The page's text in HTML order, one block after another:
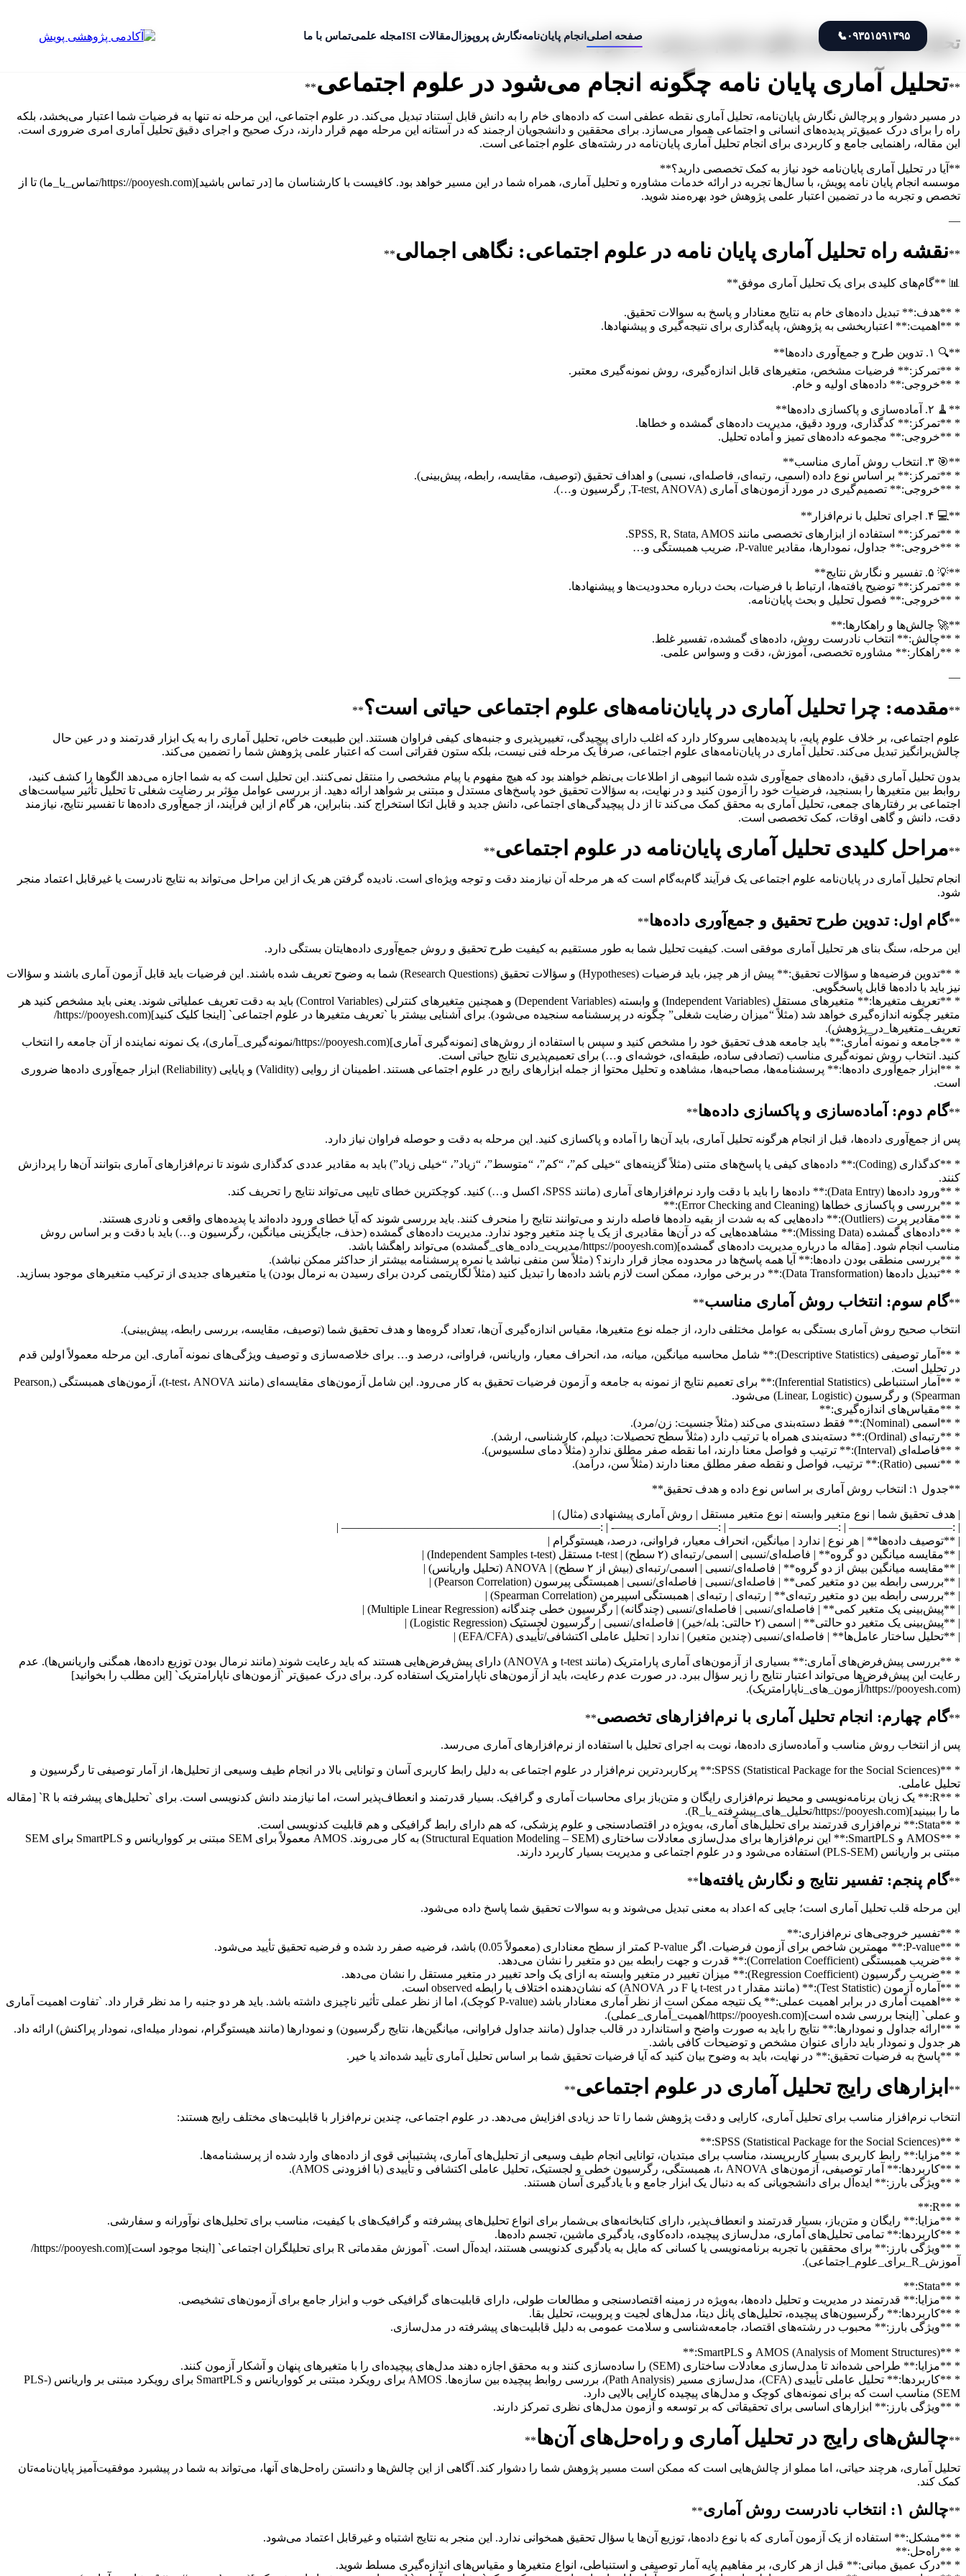
۰۹۳۵۱۵۹۱۳۹۵📞 صفحه اصلی انجام پایان‌نامهنگارش پروپوزالمقالات ISI مجله علمیتماس با ما تحلیل آماری پایان نامه چگونه انجام می‌شود در علوم اجتماعی
**تحلیل آماری پایان نامه چگونه انجام می‌شود در علوم اجتماعی**
در مسیر دشوار و پرچالش نگارش پایان‌نامه، تحلیل آماری نقطه عطفی است که داده‌های خام را به دانش قابل استناد تبدیل می‌کند. در علوم اجتماعی، این مرحله نه تنها به فرضیات شما اعتبار می‌بخشد، بلکه
راه را برای درک عمیق‌تر پدیده‌های انسانی و اجتماعی هموار می‌سازد. برای محققین و دانشجویان ارجمند که در آستانه این مرحله مهم قرار دارند، درک صحیح و اجرای دقیق تحلیل آماری امری ضروری است.
این مقاله، راهنمایی جامع و کاربردی برای انجام تحلیل آماری پایان‌نامه در رشته‌های علوم اجتماعی است.
**آیا در تحلیل آماری پایان‌نامه خود نیاز به کمک تخصصی دارید؟**
موسسه انجام پایان نامه پویش، با سال‌ها تجربه در ارائه خدمات مشاوره و تحلیل آماری، همراه شما در این مسیر خواهد بود. کافیست با کارشناسان ما [در تماس باشید](https://pooyesh.com/تماس_با_ما) تا از
تخصص و تجربه ما در تضمین اعتبار علمی پژوهش خود بهره‌مند شوید.
—
**نقشه راه تحلیل آماری پایان نامه در علوم اجتماعی: نگاهی اجمالی**
📊 **گام‌های کلیدی برای یک تحلیل آماری موفق**
* **هدف:** تبدیل داده‌های خام به نتایج معنادار و پاسخ به سوالات تحقیق.
* **اهمیت:** اعتباربخشی به پژوهش، پایه‌گذاری برای نتیجه‌گیری و پیشنهادها.
**🔍 ۱. تدوین طرح و جمع‌آوری داده‌ها**
* **تمرکز:** فرضیات مشخص، متغیرهای قابل اندازه‌گیری، روش نمونه‌گیری معتبر.
* **خروجی:** داده‌های اولیه و خام.
**🧹 ۲. آماده‌سازی و پاکسازی داده‌ها**
* **تمرکز:** کدگذاری، ورود دقیق، مدیریت داده‌های گمشده و خطاها.
* **خروجی:** مجموعه داده‌های تمیز و آماده تحلیل.
**🎯 ۳. انتخاب روش آماری مناسب**
* **تمرکز:** بر اساس نوع داده (اسمی، رتبه‌ای، فاصله‌ای، نسبی) و اهداف تحقیق (توصیف، مقایسه، رابطه، پیش‌بینی).
* **خروجی:** تصمیم‌گیری در مورد آزمون‌های آماری (T-test, ANOVA, رگرسیون و…).
**💻 ۴. اجرای تحلیل با نرم‌افزار**
* **تمرکز:** استفاده از ابزارهای تخصصی مانند SPSS, R, Stata, AMOS.
* **خروجی:** جداول، نمودارها، مقادیر P-value، ضریب همبستگی و…
**💡 ۵. تفسیر و نگارش نتایج**
* **تمرکز:** توضیح یافته‌ها، ارتباط با فرضیات، بحث درباره محدودیت‌ها و پیشنهادها.
* **خروجی:** فصول تحلیل و بحث پایان‌نامه.
**🚀 چالش‌ها و راهکارها:**
* **چالش:** انتخاب نادرست روش، داده‌های گمشده، تفسیر غلط.
* **راهکار:** مشاوره تخصصی، آموزش، دقت و وسواس علمی.
—
**مقدمه: چرا تحلیل آماری در پایان‌نامه‌های علوم اجتماعی حیاتی است؟**
علوم اجتماعی، بر خلاف علوم پایه، با پدیده‌هایی سروکار دارد که اغلب دارای پیچیدگی، تغییرپذیری و جنبه‌های کیفی فراوان هستند. این طبیعت خاص، تحلیل آماری را به یک ابزار قدرتمند و در عین حال
چالش‌برانگیز تبدیل می‌کند. تحلیل آماری در پایان‌نامه‌های علوم اجتماعی، صرفاً یک مرحله فنی نیست، بلکه ستون فقراتی است که اعتبار علمی پژوهش شما را تضمین می‌کند.
بدون تحلیل آماری دقیق، داده‌های جمع‌آوری شده شما انبوهی از اطلاعات بی‌نظم خواهند بود که هیچ مفهوم یا پیام مشخصی را منتقل نمی‌کنند. این تحلیل است که به شما اجازه می‌دهد الگوها را کشف کنید،
روابط بین متغیرها را بسنجید، فرضیات خود را آزمون کنید و در نهایت، به سؤالات تحقیق خود پاسخ‌های مستدل و مبتنی بر شواهد ارائه دهید. از بررسی عوامل مؤثر بر رضایت شغلی تا تحلیل تأثیر سیاست‌های
اجتماعی بر رفتارهای جمعی، تحلیل آماری به محقق کمک می‌کند تا از دل پیچیدگی‌های اجتماعی، دانش جدید و قابل اتکا استخراج کند. بنابراین، هر گام از این فرآیند، از جمع‌آوری داده‌ها تا تفسیر نتایج، نیازمند
دقت، دانش و گاهی اوقات، کمک تخصصی است.
**مراحل کلیدی تحلیل آماری پایان‌نامه در علوم اجتماعی**
انجام تحلیل آماری در پایان‌نامه علوم اجتماعی یک فرآیند گام‌به‌گام است که هر مرحله آن نیازمند دقت و توجه ویژه‌ای است. نادیده گرفتن هر یک از این مراحل می‌تواند به نتایج نادرست یا غیرقابل اعتماد منجر
شود.
**گام اول: تدوین طرح تحقیق و جمع‌آوری داده‌ها**
این مرحله، سنگ بنای هر تحلیل آماری موفقی است. کیفیت تحلیل شما به طور مستقیم به کیفیت طرح تحقیق و روش جمع‌آوری داده‌هایتان بستگی دارد.
* **تدوین فرضیه‌ها و سؤالات تحقیق:** پیش از هر چیز، باید فرضیات (Hypotheses) و سؤالات تحقیق (Research Questions) شما به وضوح تعریف شده باشند. این فرضیات باید قابل آزمون آماری باشند و سؤالات
نیز باید با داده‌ها قابل پاسخگویی.
* **تعریف متغیرها:** متغیرهای مستقل (Independent Variables) و وابسته (Dependent Variables) و همچنین متغیرهای کنترلی (Control Variables) باید به دقت تعریف عملیاتی شوند. یعنی باید مشخص کنید هر
متغیر چگونه اندازه‌گیری خواهد شد (مثلاً “میزان رضایت شغلی” چگونه در پرسشنامه سنجیده می‌شود). برای آشنایی بیشتر با `تعریف متغیرها در علوم اجتماعی` [اینجا کلیک کنید](https://pooyesh.com/
تعریف_متغیرها_در_پژوهش).
* **جامعه و نمونه آماری:** باید جامعه هدف تحقیق خود را مشخص کنید و سپس با استفاده از روش‌های [نمونه‌گیری آماری](https://pooyesh.com/نمونه‌گیری_آماری)، یک نمونه نماینده از آن جامعه را انتخاب
کنید. انتخاب روش نمونه‌گیری مناسب (تصادفی ساده، طبقه‌ای، خوشه‌ای و…) برای تعمیم‌پذیری نتایج حیاتی است.
* **ابزار جمع‌آوری داده‌ها:** پرسشنامه‌ها، مصاحبه‌ها، مشاهده و تحلیل محتوا از جمله ابزارهای رایج در علوم اجتماعی هستند. اطمینان از روایی (Validity) و پایایی (Reliability) ابزار جمع‌آوری داده‌ها ضروری
است.
**گام دوم: آماده‌سازی و پاکسازی داده‌ها**
پس از جمع‌آوری داده‌ها، قبل از انجام هرگونه تحلیل آماری، باید آن‌ها را آماده و پاکسازی کنید. این مرحله به دقت و حوصله فراوان نیاز دارد.
* **کدگذاری (Coding):** داده‌های کیفی یا پاسخ‌های متنی (مثلاً گزینه‌های “خیلی کم”، “کم”، “متوسط”، “زیاد”، “خیلی زیاد”) باید به مقادیر عددی کدگذاری شوند تا نرم‌افزارهای آماری بتوانند آن‌ها را پردازش
کنند.
* **ورود داده‌ها (Data Entry):** داده‌ها را باید با دقت وارد نرم‌افزارهای آماری (مانند SPSS، اکسل و…) کنید. کوچکترین خطای تایپی می‌تواند نتایج را تحریف کند.
* **بررسی و پاکسازی خطاها (Error Checking and Cleaning):**
* **مقادیر پرت (Outliers):** داده‌هایی که به شدت از بقیه داده‌ها فاصله دارند و می‌توانند نتایج را منحرف کنند. باید بررسی شوند که آیا خطای ورود داده‌اند یا پدیده‌های واقعی و نادری هستند.
* **داده‌های گمشده (Missing Data):** مشاهده‌هایی که در آن‌ها مقادیری از یک یا چند متغیر وجود ندارد. مدیریت داده‌های گمشده (حذف، جایگزینی میانگین، رگرسیون و…) باید با دقت و بر اساس روش
مناسب انجام شود. [مقاله ما درباره مدیریت داده‌های گمشده](https://pooyesh.com/مدیریت_داده_های_گمشده) می‌تواند راهگشا باشد.
* **بررسی منطقی بودن داده‌ها:** آیا همه پاسخ‌ها در محدوده مجاز قرار دارند؟ (مثلاً سن منفی نباشد یا نمره پرسشنامه بیشتر از حداکثر ممکن نباشد).
* **تبدیل داده‌ها (Data Transformation):** در برخی موارد، ممکن است لازم باشد داده‌ها را تبدیل کنید (مثلاً لگاریتمی کردن برای رسیدن به نرمال بودن) یا متغیرهای جدیدی از ترکیب متغیرهای موجود بسازید.
**گام سوم: انتخاب روش آماری مناسب**
انتخاب صحیح روش آماری بستگی به عوامل مختلفی دارد، از جمله نوع متغیرها، مقیاس اندازه‌گیری آن‌ها، تعداد گروه‌ها و هدف تحقیق شما (توصیف، مقایسه، بررسی رابطه، پیش‌بینی).
* **آمار توصیفی (Descriptive Statistics):** شامل محاسبه میانگین، میانه، مد، انحراف معیار، واریانس، فراوانی، درصد و… برای خلاصه‌سازی و توصیف ویژگی‌های نمونه آماری. این مرحله معمولاً اولین قدم
در تحلیل است.
* **آمار استنباطی (Inferential Statistics):** برای تعمیم نتایج از نمونه به جامعه و آزمون فرضیات تحقیق به کار می‌رود. این شامل آزمون‌های مقایسه‌ای (مانند t-test، ANOVA)، آزمون‌های همبستگی (Pearson,
Spearman) و رگرسیون (Linear, Logistic) می‌شود.
* **مقیاس‌های اندازه‌گیری:**
* **اسمی (Nominal):** فقط دسته‌بندی می‌کند (مثلاً جنسیت: زن/مرد).
* **رتبه‌ای (Ordinal):** دسته‌بندی همراه با ترتیب دارد (مثلاً سطح تحصیلات: دیپلم، کارشناسی، ارشد).
* **فاصله‌ای (Interval):** ترتیب و فواصل معنا دارند، اما نقطه صفر مطلق ندارد (مثلاً دمای سلسیوس).
* **نسبی (Ratio):** ترتیب، فواصل و نقطه صفر مطلق معنا دارند (مثلاً سن، درآمد).
**جدول ۱: انتخاب روش آماری بر اساس نوع داده و هدف تحقیق**
| هدف تحقیق شما | نوع متغیر وابسته | نوع متغیر مستقل | روش آماری پیشنهادی (مثال) |
| :————————— | :—————————– | :—————————- | :——————————————————————– |
| **توصیف داده‌ها** | هر نوع | ندارد | میانگین، انحراف معیار، فراوانی، درصد، هیستوگرام |
| **مقایسه میانگین دو گروه** | فاصله‌ای/نسبی | اسمی/رتبه‌ای (۲ سطح) | t-test مستقل (Independent Samples t-test) |
| **مقایسه میانگین بیش از دو گروه** | فاصله‌ای/نسبی | اسمی/رتبه‌ای (بیش از ۲ سطح) | ANOVA (تحلیل واریانس) |
| **بررسی رابطه بین دو متغیر کمی** | فاصله‌ای/نسبی | فاصله‌ای/نسبی | همبستگی پیرسون (Pearson Correlation) |
| **بررسی رابطه بین دو متغیر رتبه‌ای** | رتبه‌ای | رتبه‌ای | همبستگی اسپیرمن (Spearman Correlation) |
| **پیش‌بینی یک متغیر کمی** | فاصله‌ای/نسبی | فاصله‌ای/نسبی (چندگانه) | رگرسیون خطی چندگانه (Multiple Linear Regression) |
| **پیش‌بینی یک متغیر دو حالتی** | اسمی (۲ حالتی: بله/خیر) | فاصله‌ای/نسبی | رگرسیون لجستیک (Logistic Regression) |
| **تحلیل ساختار عامل‌ها** | فاصله‌ای/نسبی (چندین متغیر) | ندارد | تحلیل عاملی اکتشافی/تأییدی (EFA/CFA) |
* **بررسی پیش‌فرض‌های آماری:** بسیاری از آزمون‌های آماری پارامتریک (مانند t-test و ANOVA) دارای پیش‌فرض‌هایی هستند که باید رعایت شوند (مانند نرمال بودن توزیع داده‌ها، همگنی واریانس‌ها). عدم
رعایت این پیش‌فرض‌ها می‌تواند اعتبار نتایج را زیر سؤال ببرد. در صورت عدم رعایت، باید از آزمون‌های ناپارامتریک استفاده کرد. برای درک عمیق‌تر `آزمون‌های ناپارامتریک` [این مطلب را بخوانید]
(https://pooyesh.com/آزمون_های_ناپارامتریک).
**گام چهارم: انجام تحلیل آماری با نرم‌افزارهای تخصصی**
پس از انتخاب روش مناسب و آماده‌سازی داده‌ها، نوبت به اجرای تحلیل با استفاده از نرم‌افزارهای آماری می‌رسد.
* **SPSS (Statistical Package for the Social Sciences):** پرکاربردترین نرم‌افزار در علوم اجتماعی به دلیل رابط کاربری آسان و توانایی بالا در انجام طیف وسیعی از تحلیل‌ها، از آمار توصیفی تا رگرسیون و
تحلیل عاملی.
* **R:** یک زبان برنامه‌نویسی و محیط نرم‌افزاری رایگان و متن‌باز برای محاسبات آماری و گرافیک. بسیار قدرتمند و انعطاف‌پذیر است، اما نیازمند دانش کدنویسی است. برای `تحلیل‌های پیشرفته با R` [مقاله
ما را ببینید](https://pooyesh.com/تحلیل_های_پیشرفته_با_R).
* **Stata:** نرم‌افزاری قدرتمند برای تحلیل‌های آماری، به‌ویژه در اقتصادسنجی و علوم پزشکی، که هم دارای رابط گرافیکی و هم قابلیت کدنویسی است.
* **AMOS و SmartPLS:** این نرم‌افزارها برای مدل‌سازی معادلات ساختاری (Structural Equation Modeling – SEM) به کار می‌روند. AMOS معمولاً برای SEM مبتنی بر کوواریانس و SmartPLS برای SEM
مبتنی بر واریانس (PLS-SEM) استفاده می‌شود و در علوم اجتماعی و مدیریت بسیار کاربرد دارند.
**گام پنجم: تفسیر نتایج و نگارش یافته‌ها**
این مرحله قلب تحلیل آماری است؛ جایی که اعداد به معنی تبدیل می‌شوند و به سوالات تحقیق شما پاسخ داده می‌شود.
* **تفسیر خروجی‌های نرم‌افزاری:**
* **P-value:** مهمترین شاخص برای آزمون فرضیات. اگر P-value کمتر از سطح معناداری (معمولاً 0.05) باشد، فرضیه صفر رد شده و فرضیه تحقیق تأیید می‌شود.
* **ضریب همبستگی (Correlation Coefficient):** قدرت و جهت رابطه بین دو متغیر را نشان می‌دهد.
* **ضریب رگرسیون (Regression Coefficient):** میزان تغییر در متغیر وابسته به ازای یک واحد تغییر در متغیر مستقل را نشان می‌دهد.
* **آماره آزمون (Test Statistic):** (مانند مقدار t در t-test یا F در ANOVA) که نشان‌دهنده اختلاف یا رابطه observed است.
* **اهمیت آماری در برابر اهمیت عملی:** یک نتیجه ممکن است از نظر آماری معنادار باشد (P-value کوچک)، اما از نظر عملی تأثیر ناچیزی داشته باشد. باید هر دو جنبه را مد نظر قرار داد. `تفاوت اهمیت آماری
و عملی` [اینجا بررسی شده است](https://pooyesh.com/اهمیت_آماری_عملی).
* **ارائه جداول و نمودارها:** نتایج را باید به صورت واضح و استاندارد در قالب جداول (مانند جداول فراوانی، میانگین‌ها، نتایج رگرسیون) و نمودارها (مانند هیستوگرام، نمودار میله‌ای، نمودار پراکنش) ارائه داد.
هر جدول و نمودار باید دارای عنوان مشخص و توضیحات کافی باشد.
* **پاسخ به فرضیات تحقیق:** در نهایت، باید به وضوح بیان کنید که آیا فرضیات تحقیق شما بر اساس تحلیل آماری تأیید شده‌اند یا خیر.
** ابزارهای رایج تحلیل آماری در علوم اجتماعی**
انتخاب نرم‌افزار مناسب برای تحلیل آماری، کارایی و دقت پژوهش شما را تا حد زیادی افزایش می‌دهد. در علوم اجتماعی، چندین نرم‌افزار با قابلیت‌های مختلف رایج هستند:
* **SPSS (Statistical Package for the Social Sciences):**
* **مزایا:** رابط کاربری بسیار کاربرپسند، مناسب برای مبتدیان، توانایی انجام طیف وسیعی از تحلیل‌های آماری، پشتیبانی قوی از داده‌های وارد شده از پرسشنامه‌ها.
* **کاربردها:** آمار توصیفی، آزمون‌های t، ANOVA، همبستگی، رگرسیون خطی و لجستیک، تحلیل عاملی اکتشافی و تأییدی (با افزودنی AMOS).
* **ویژگی بارز:** ایده‌آل برای دانشجویانی که به دنبال یک ابزار جامع و با یادگیری آسان هستند.
* **R:**
* **مزایا:** رایگان و متن‌باز، بسیار قدرتمند و انعطاف‌پذیر، دارای کتابخانه‌های بی‌شمار برای انواع تحلیل‌های پیشرفته و گرافیک‌های با کیفیت، مناسب برای تحلیل‌های نوآورانه و سفارشی.
* **کاربردها:** تمامی تحلیل‌های آماری، مدل‌سازی پیچیده، داده‌کاوی، یادگیری ماشین، تجسم داده‌ها.
* **ویژگی بارز:** برای محققین با تجربه برنامه‌نویسی یا کسانی که مایل به یادگیری کدنویسی هستند، ایده‌آل است. `آموزش مقدماتی R برای تحلیلگران اجتماعی` [اینجا موجود است](https://pooyesh.com/
آموزش_R_برای_علوم_اجتماعی).
* **Stata:**
* **مزایا:** قدرتمند در مدیریت و تحلیل داده‌ها، به‌ویژه در زمینه اقتصادسنجی و مطالعات طولی، دارای قابلیت‌های گرافیکی خوب و ابزار جامع برای آزمون‌های تشخیصی.
* **کاربردها:** رگرسیون‌های پیچیده، تحلیل‌های پانل دیتا، مدل‌های لجیت و پروبیت، تحلیل بقا.
* **ویژگی بارز:** محبوب در رشته‌های اقتصاد، جامعه‌شناسی و سلامت عمومی به دلیل قابلیت‌های پیشرفته در مدل‌سازی.
* **AMOS (Analysis of Moment Structures) و SmartPLS:**
* **مزایا:** طراحی شده‌اند تا مدل‌سازی معادلات ساختاری (SEM) را ساده‌سازی کنند و به محقق اجازه دهند مدل‌های پیچیده‌ای را با متغیرهای پنهان و آشکار آزمون کنند.
* **کاربردها:** تحلیل عاملی تأییدی (CFA)، مدل‌سازی مسیر (Path Analysis)، بررسی روابط پیچیده بین سازه‌ها. AMOS برای رویکرد مبتنی بر کوواریانس و SmartPLS برای رویکرد مبتنی بر واریانس (PLS-
SEM) مناسب است که برای نمونه‌های کوچک و مدل‌های پیچیده کارایی بالایی دارد.
* **ویژگی بارز:** ابزارهای اساسی برای تحقیقاتی که بر توسعه و آزمون مدل‌های نظری تمرکز دارند.
**چالش‌های رایج در تحلیل آماری و راه‌حل‌های آن‌ها**
تحلیل آماری، هرچند حیاتی، اما مملو از چالش‌هایی است که ممکن است مسیر پژوهش شما را دشوار کند. آگاهی از این چالش‌ها و دانستن راه‌حل‌های آنها، می‌تواند به شما در پیشبرد موفقیت‌آمیز پایان‌نامه‌تان
کمک کند.
**چالش ۱: انتخاب نادرست روش آماری **
* **مشکل:** استفاده از یک آزمون آماری که با نوع داده‌ها، توزیع آن‌ها یا سؤال تحقیق همخوانی ندارد. این منجر به نتایج اشتباه و غیرقابل اعتماد می‌شود.
* **راه‌حل:**
* **درک عمیق مبانی:** قبل از هر کاری، بر مفاهیم پایه آمار توصیفی و استنباطی، انواع متغیرها و مقیاس‌های اندازه‌گیری مسلط شوید.